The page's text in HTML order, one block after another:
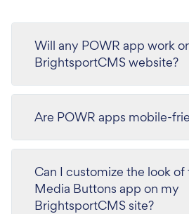
Will any POWR app work
BrightsportCMS website?
Are POWR apps mobile-
Can I customize the look of
Media Buttons app on my
BrightsportCMS site?